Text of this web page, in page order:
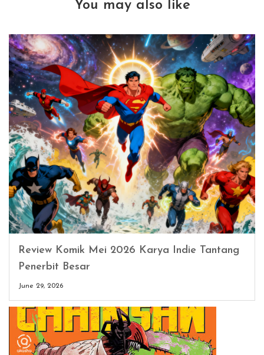
You may also like
Review Komik Mei 2026 Karya Indie Tantang
Penerbit Besar
June 29, 2026